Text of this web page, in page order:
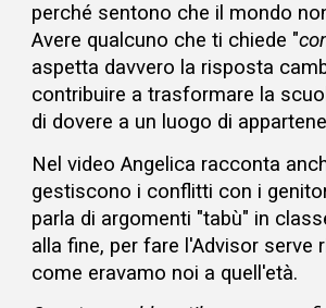
perché sentono che il mondo
Avere qualcuno che ti chiede "
aspetta davvero la risposta
contribuire a trasformare la
di dovere a un luogo di
Nel video Angelica racconta
gestiscono i conflitti con i
parla di argomenti "tabù" in
alla fine, per fare l'Advisor serve
come eravamo noi a quell'età.